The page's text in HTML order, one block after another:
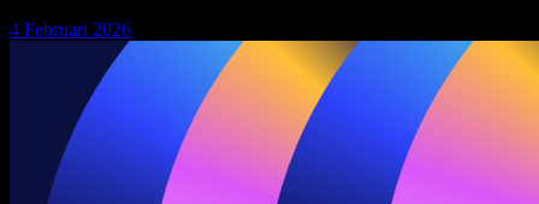
4 Februari 2026